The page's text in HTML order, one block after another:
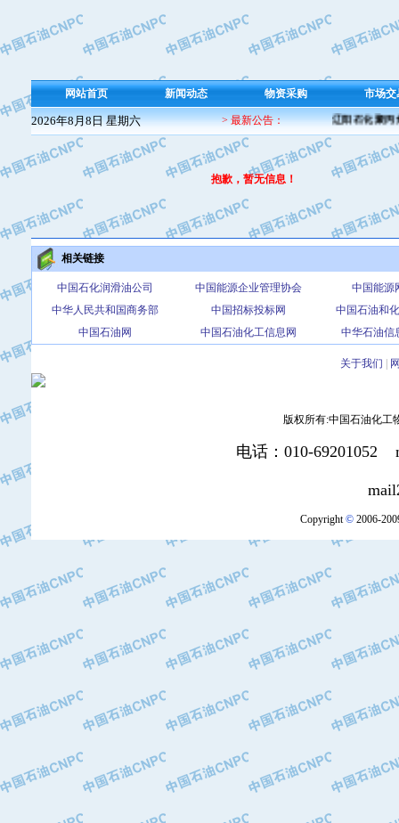
网站首页 新闻动态 物资采购 市场交
2026年8月8日 星期六 > 最新公告： 辽阳石化聚丙
抱歉，暂无信息！
相关链接
中国石化润滑油公司 中国能源企业管理协会
中国能源
中华人民共和国商务部
中国招标投标网
中国石油和
中国石油网
中国石油化工信息网 中华石油信
关于我们
版权所有:中国石油化工
电话：010-69201052
Copyright©2006-